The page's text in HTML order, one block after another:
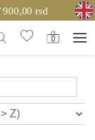
900,00 rsd